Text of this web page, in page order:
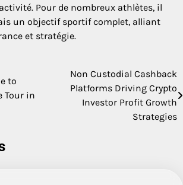
Pour de nombreux athlètes, il
un objectif sportif complet, alliant
et stratégie.
to
Tour in
Non Custodial Cashback
Platforms Driving Crypto
Investor Profit Growth
Strategies